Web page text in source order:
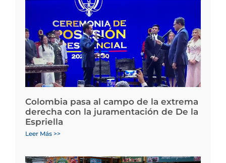
Colombia pasa al campo de la extrema
derecha con la juramentación de De la
Espriella
Leer Más >>